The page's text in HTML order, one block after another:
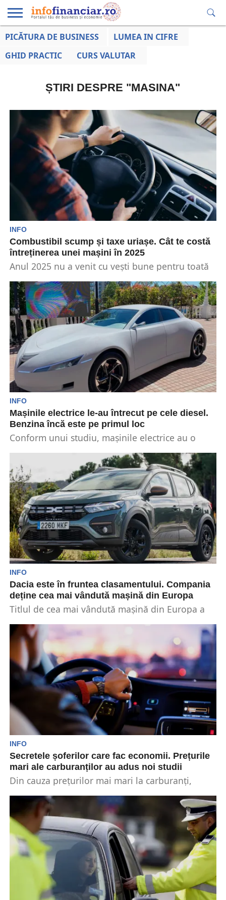
EDUCAȚIE
LA ZI
AFACERILOR
PICĂTURA DE BUSINESS
LUMEA IN CIFRE
GHID PRACTIC
CURS VALUTAR
ȘTIRI DESPRE "MASINA"
INFO
Combustibil scump și taxe uriașe. Cât te costă
întreținerea unei mașini în 2025
Anul 2025 nu a venit cu vești bune pentru toată
INFO
Mașinile electrice le-au întrecut pe cele diesel.
Benzina încă este pe primul loc
Conform unui studiu, mașinile electrice au o
INFO
Dacia este în fruntea clasamentului. Compania
deține cea mai vândută mașină din Europa
Titlul de cea mai vândută mașină din Europa a
INFO
Secretele șoferilor care fac economii. Prețurile
mari ale carburanților au adus noi studii
Din cauza prețurilor mai mari la carburanți,